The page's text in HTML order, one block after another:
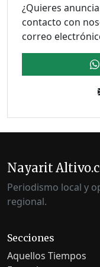
¿Quieres
contacto con
correo
Nayarit
Periodismo local y
regional.
Secciones
Aquellos Tiempos